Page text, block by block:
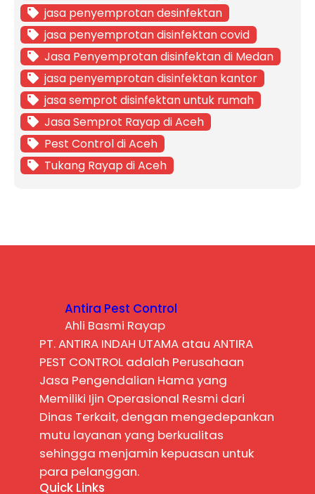
jasa penyemprotan desinfektan
jasa penyemprotan disinfektan covid
Jasa Penyemprotan disinfektan di Medan
jasa penyemprotan disinfektan kantor
jasa semprot disinfektan untuk rumah
Jasa Semprot Rayap di Aceh
Pest Control di Aceh
Tukang Rayap di Aceh
Antira Pest Control
Ahli Basmi Rayap
PT. ANTIRA INDAH UTAMA atau ANTIRA
PEST CONTROL adalah Perusahaan
Jasa Pengendalian Hama yang
Memiliki Ijin Operasional Resmi dari
Dinas Terkait, dengan mengedepankan
mutu layanan yang berkualitas
sehingga menjamin kepuasan untuk
para pelanggan.
Quick Links